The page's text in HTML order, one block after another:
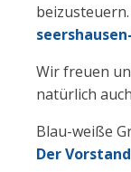
Wir freuen
natürlich
Blau-weiße
Der